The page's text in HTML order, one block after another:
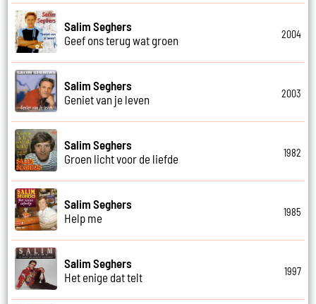
Salim Seghers
Geef ons terug wat groen
2004
Salim Seghers
Geniet van je leven
2003
Salim Seghers
Groen licht voor de liefde
1982
Salim Seghers
Help me
1985
Salim Seghers
Het enige dat telt
1997